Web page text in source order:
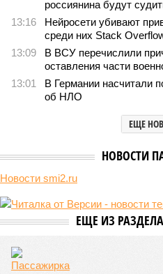
Премьер закавказской
его страна может потребовать у
ежегодно за аренду Южно-
В настоящий момент та
складывающейся ситуации,
Еревану, а к гендиректору
По мнениюПашиняна, он не
выходящего. Дескать, Ереван
«железки» означенную сумму.
эксперты, армянская сторона,
взяла цифры с потолка.
заключённый в 2008 году